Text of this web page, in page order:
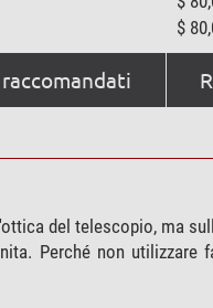
$
del telescopio, ma
Perché non utilizzare